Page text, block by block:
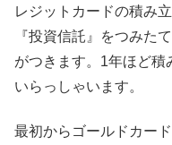
レジットカードの積み
『投資信託』をつみた
がつきます。1年ほど
いらっしゃいます。
最初からゴールドカー